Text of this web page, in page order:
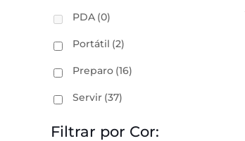
PDA (0)
Portátil (2)
Preparo (16)
Servir (37)
Filtrar por Cor: